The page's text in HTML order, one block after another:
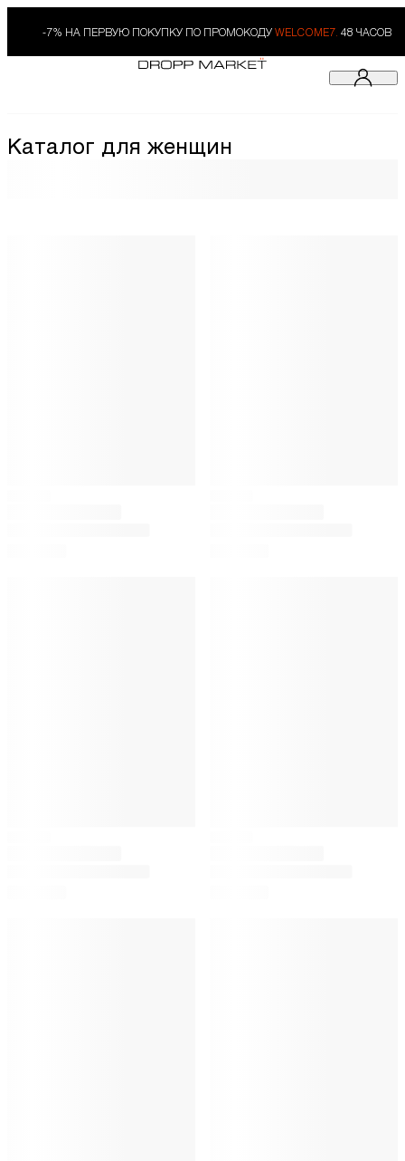
-7% НА ПЕРВУЮ ПОКУПКУ ПО ПРОМОКОДУ WELCOME7. 48 ЧАСОВ
Каталог для женщин